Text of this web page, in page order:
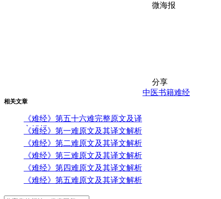
微海报
分享
相关文章
《难经》第五十六难完整原文及译
文解析
《难经》第一难原文及其译文解析
《难经》第二难原文及其译文解析
《难经》第三难原文及其译文解析
《难经》第四难原文及其译文解析
《难经》第五难原文及其译文解析
中医书籍难经